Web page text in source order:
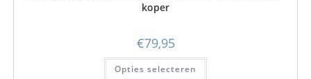
koper
€79,95
Opties selecteren